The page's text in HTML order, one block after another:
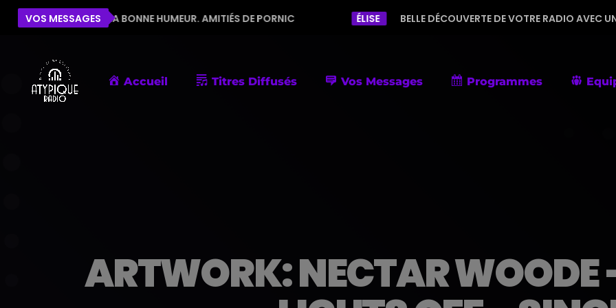
VOS MESSAGES
LA BONNE HUMEUR. AMITIÉS DE PORNIC ÉLISE BELLE DÉCOUVERTE DE VOTRE RADIO AVEC UNE
Accueil Titres Diffusés Vos Messages Programmes
ARTWORK: NECTAR WOODE